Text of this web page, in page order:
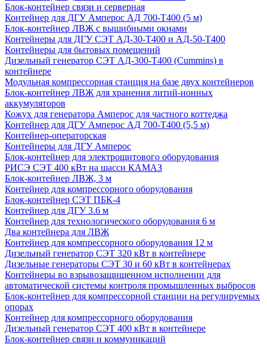
Блок-контейнер связи и серверная
Контейнер для ДГУ Амперос АД 700-Т400 (5 м)
Блок-контейнер ЛВЖ с вышибными окнами
Контейнеры для ДГУ СЭТ АД-30-Т400 и АД-50-Т400
Контейнеры для бытовых помещений
Дизельный генератор СЭТ АД-300-Т400 (Cummins) в
контейнере
Модульная компрессорная станция на базе двух контейнеров
Блок-контейнер ЛВЖ для хранения литий-ионных
аккумуляторов
Кожух для генератора Амперос для частного коттеджа
Контейнер для ДГУ Амперос АД 700-Т400 (5,5 м)
Контейнер-операторская
Контейнеры для ДГУ Амперос
Блок-контейнер для электрощитового оборудования
РИСЭ СЭТ 400 кВт на шасси КАМАЗ
Блок-контейнер ЛВЖ, 3 м
Контейнер для компрессорного оборудования
Блок-контейнер СЭТ ПБК-4
Контейнер для ДГУ 3.6 м
Контейнер для технологического оборудования 6 м
Два контейнера для ЛВЖ
Контейнер для компрессорного оборудования 12 м
Дизельный генератор СЭТ 320 кВт в контейнере
Дизельные генераторы СЭТ 30 и 60 кВт в контейнерах
Контейнеры во взрывозащищенном исполнении для
автоматической системы контроля промышленных выбросов
Блок-контейнер для компрессорной станции на регулируемых
опорах
Контейнер для компрессорного оборудования
Дизельный генератор СЭТ 400 кВт в контейнере
Блок-контейнер связи и коммуникаций